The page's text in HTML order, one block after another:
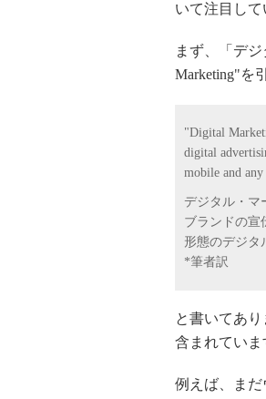
いて注目して
まず、「デ
Marketing"を
"Digital
digital
mobile and
デジタル・マ
ブランドの宣
形態のデジタ
*筆者訳
と書いてあ
含まれていま
例えば、まだ